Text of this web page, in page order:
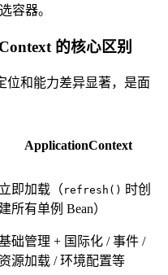
容器。
的核心区别
位和能力差异显著，是面
ApplicationContext
立即加载（ refresh() 时创
建所有单例 Bean）
础管理 + 国际化 / 事件 /
资源加载 / 环境配置等